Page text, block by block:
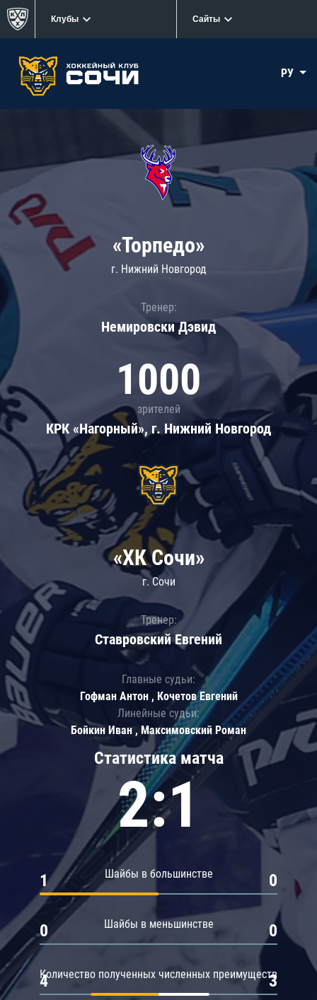
Клубы Сайты
РУ
«Торпедо»
г. Нижний Новгород
Тренер:
Немировски Дэвид
1000
зрителей
КРК «Нагорный», г. Нижний Новгород
Статистика матча
2:1
Шайбы в большинстве
1 0
Шайбы в меньшинстве
0 0
Количество полученных численных преимуществ
4 3
«ХК Сочи»
г. Сочи
Тренер:
Ставровский Евгений
Главные судьи:
Гофман Антон , Кочетов Евгений
Линейные судьи:
Бойкин Иван , Максимовский Роман